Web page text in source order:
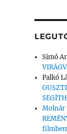
Simó
Palkó
Molnár